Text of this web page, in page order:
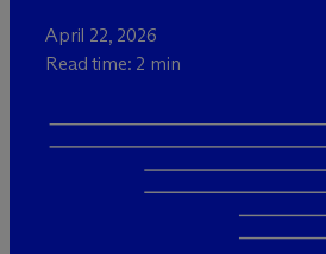
April 22, 2026
Read time: 2 min